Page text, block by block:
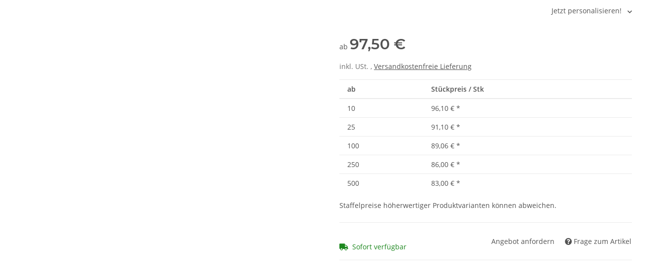
Jetzt personalisieren!
ab 97,50 €
inkl. USt. , Versandkostenfreie Lieferung
ab Stückpreis / Stk
10 96,10 € *
25
91,10 € *
100
89,06 € *
250
86,00 € *
500
83,00 € *
Staffelpreise höherwertiger Produktvarianten können abweichen.
Sofort verfügbar
Angebot anfordern Frage zum Artikel